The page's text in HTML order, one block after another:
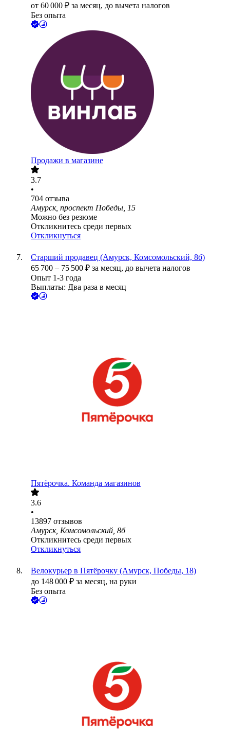
от 60 000 ₽ за месяц, до вычета налогов
Без опыта
Продажи в магазине
3.7
•
704 отзыва
Амурск, проспект Победы, 15
Можно без резюме
Откликнитесь среди первых
Откликнуться
Старший продавец (Амурск, Комсомольский, 8б)
65 700 – 75 500 ₽ за месяц, до вычета налогов
Опыт 1-3 года
Выплаты: Два раза в месяц
Пятёрочка. Команда магазинов
3.6
•
13897 отзывов
Амурск, Комсомольский, 8б
Откликнитесь среди первых
Откликнуться
Велокурьер в Пятёрочку (Амурск, Победы, 18)
до 148 000 ₽ за месяц, на руки
Без опыта